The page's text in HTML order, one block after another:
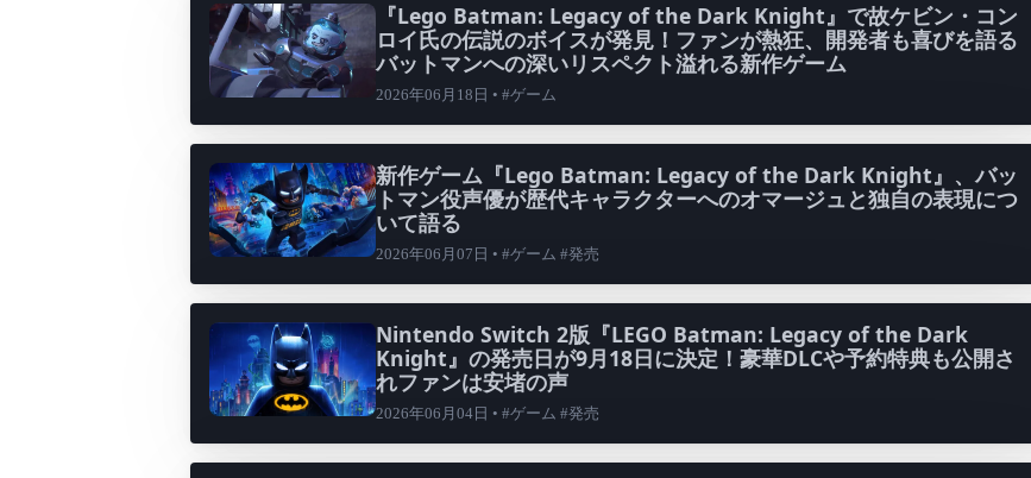
『Lego Batman: Legacy of the Dark Knight』で故ケビン・コン
ロイ氏の伝説のボイスが発見！ファンが熱狂、開発者も喜びを語る
バットマンへの深いリスペクト溢れる新作ゲーム
2026年06月18日 • #ゲーム
新作ゲーム『Lego Batman: Legacy of the Dark Knight』、バッ
トマン役声優が歴代キャラクターへのオマージュと独自の表現につ
いて語る
2026年06月07日 • #ゲーム #発売
Nintendo Switch 2版『LEGO Batman: Legacy of the Dark
Knight』の発売日が9月18日に決定！豪華DLCや予約特典も公開さ
れファンは安堵の声
2026年06月04日 • #ゲーム #発売